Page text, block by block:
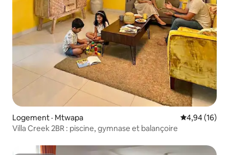
Logement · Mtwapa Note
4,94 (16)
Villa Creek 2BR : piscine, gymnase et balançoire